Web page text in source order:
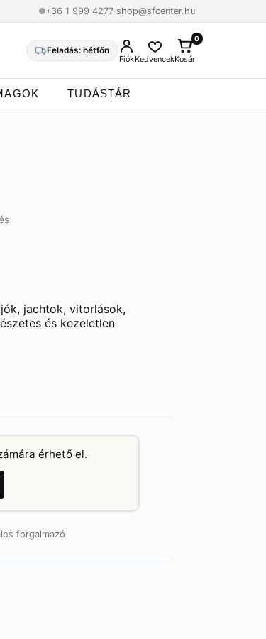
+36 1 999 4277· shop@sfcenter.hu
Feladás: hétfőn
FiókKedvencekKosár
0
TUDÁSTÁR
jachtok, vitorlások,
és kezeletlen
érhető el.
forgalmazó